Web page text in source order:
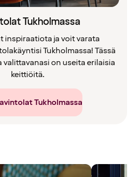
Tukholmassa
inspiraatiota ja voit varata
Tukholmassa! Tässä
valittavanasi on useita erilaisia
keittiöitä.
Tukholmassa